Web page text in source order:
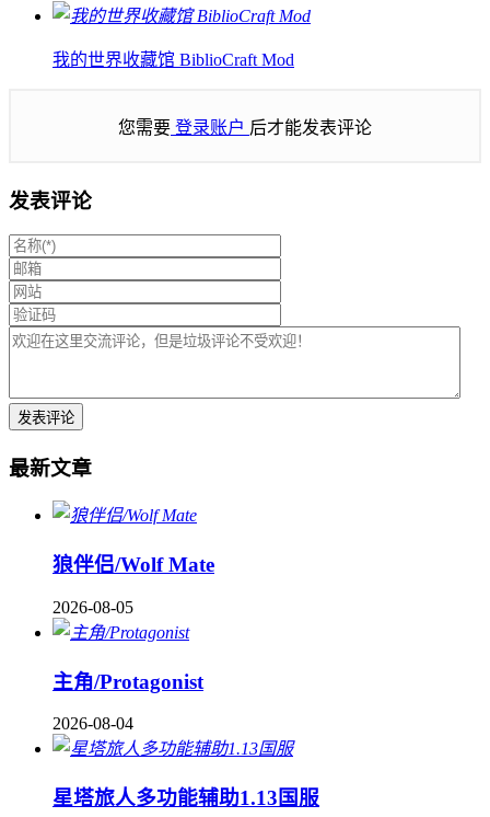
我的世界收藏馆 BiblioCraft Mod
您需要 登录账户 后才能发表评论
发表评论
最新文章
狼伴侣/Wolf Mate
2026-08-05
主角/Protagonist
2026-08-04
星塔旅人多功能辅助1.13国服